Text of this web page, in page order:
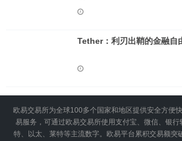
Tether：利刃出鞘的金融自
欧易交易所为全球100多个国家和地区提供安全方便
易服务，可通过欧易交易所使用支付宝、微信、银
特、以太、莱特等主流数字。欧易平台累积交易额突